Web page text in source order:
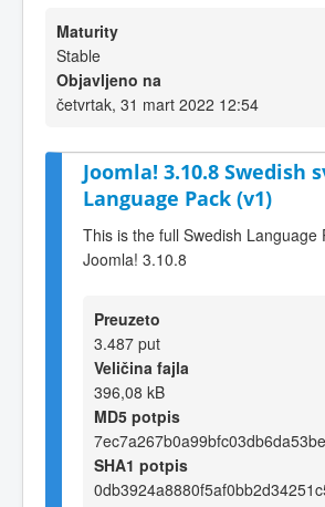
Maturity
Stable
Objavljeno na
četvrtak, 31 mart 2022 12:54
Joomla! 3.10.8 Swedish
Language Pack (v1)
This is the full Swedish Language
Joomla! 3.10.8
Preuzeto
3.487 put
Veličina fajla
396,08 kB
MD5 potpis
SHA1 potpis